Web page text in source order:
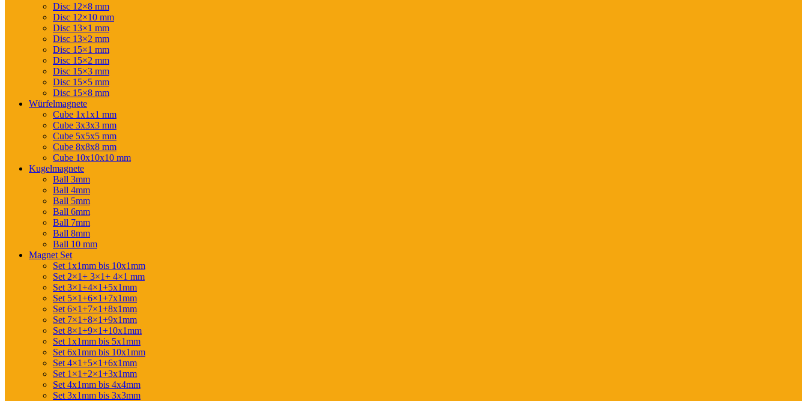
Disc 12×8 mm
Disc 12×10 mm
Disc 13×1 mm
Disc 13×2 mm
Disc 15×1 mm
Disc 15×2 mm
Disc 15×3 mm
Disc 15×5 mm
Disc 15×8 mm
Würfelmagnete
Cube 1x1x1 mm
Cube 3x3x3 mm
Cube 5x5x5 mm
Cube 8x8x8 mm
Cube 10x10x10 mm
Kugelmagnete
Ball 3mm
Ball 4mm
Ball 5mm
Ball 6mm
Ball 7mm
Ball 8mm
Ball 10 mm
Magnet Set
Set 1x1mm bis 10x1mm
Set 2×1+ 3×1+ 4×1 mm
Set 3×1+4×1+5x1mm
Set 5×1+6×1+7x1mm
Set 6×1+7×1+8x1mm
Set 7×1+8×1+9x1mm
Set 8×1+9×1+10x1mm
Set 1x1mm bis 5x1mm
Set 6x1mm bis 10x1mm
Set 4×1+5×1+6x1mm
Set 1×1+2×1+3x1mm
Set 4x1mm bis 4x4mm
Set 3x1mm bis 3x3mm